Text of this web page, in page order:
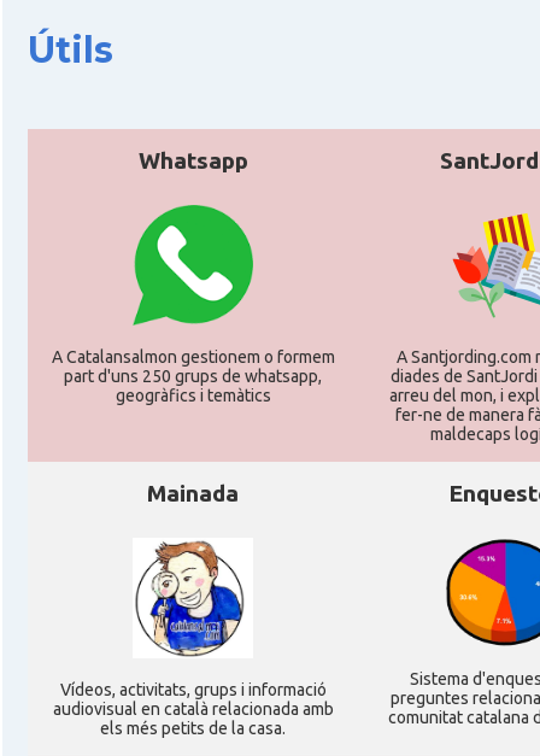
Consolat Consolat general a Munich
Consolat Consolat general a Stuttgart
Ambaixada Ambaixada espanyola a Alemanya
Útils
Whatsapp
A Catalansalmon gestionem o formem
part d'uns 250 grups de whatsapp,
geogràfics i temàtics
A Santjording.com
diades de
arreu del mon, i
fer-ne de manera
maldecaps
Mainada
Ví­deos, activitats, grups i informació
audiovisual en català relacionada amb
els més petits de la casa.
Sistema
preguntes
comunitat catalana